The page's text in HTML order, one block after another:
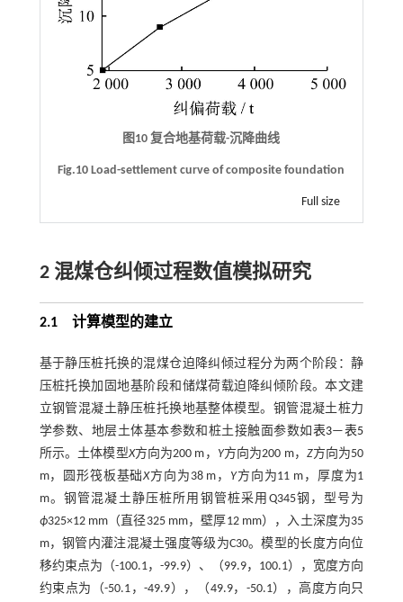
图10 复合地基荷载-沉降曲线
Fig.10 Load-settlement curve of composite foundation
Full size
2 混煤仓纠倾过程数值模拟研究
2.1计算模型的建立
基于静压桩托换的混煤仓迫降纠倾过程分为两个阶段：静
压桩托换加固地基阶段和储煤荷载迫降纠倾阶段。本文建
立钢管混凝土静压桩托换地基整体模型。钢管混凝土桩力
学参数、地层土体基本参数和桩土接触面参数如 表3—表5
所示。土体模型X方向为200 m， Y方向为200 m， Z方向为50
m，圆形筏板基础X方向为38 m， Y方向为11 m，厚度为1
m。钢管混凝土静压桩所用钢管桩采用Q345钢，型号为
ϕ325×12 mm（直径325 mm，壁厚12 mm），入土深度为35
m，钢管内灌注混凝土强度等级为C30。模型的长度方向位
移约束点为（-100.1，-99.9）、（99.9，100.1），宽度方向
约束点为（-50.1，-49.9），（49.9，-50.1），高度方向只